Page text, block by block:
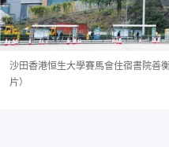
沙田香港恒生大學賽馬會住宿書院善
片）